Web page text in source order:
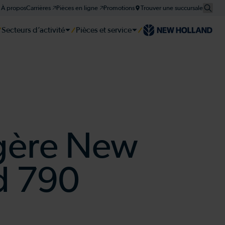
À proposCarrières 🡥Pièces en ligne 🡥Promotions Trouver une succursale
Secteurs d’activité Pièces et service
New
790